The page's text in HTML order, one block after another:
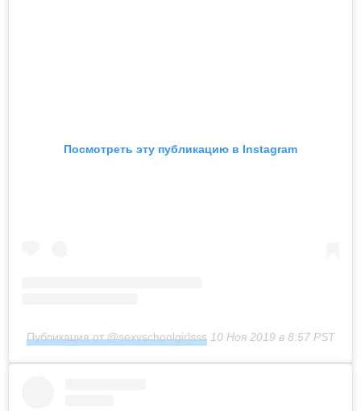
Посмотреть эту публикацию в Instagram
Публикация от @sexyschoolgirlsss 10 Ноя 2019 в 8:57 PST